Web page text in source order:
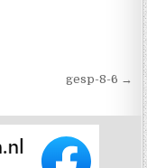
gesp-8-6 →